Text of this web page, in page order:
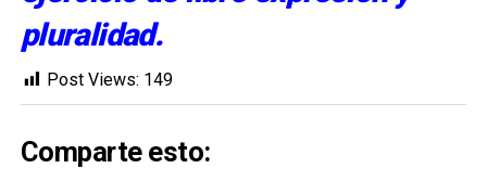
pluralidad.
Post Views: 149
Comparte esto: